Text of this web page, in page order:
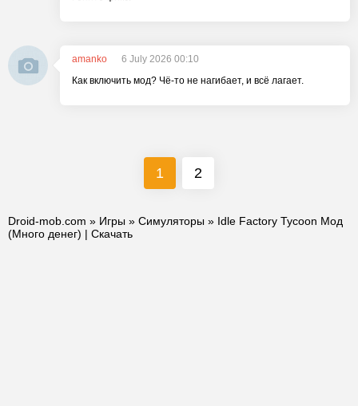
amanko
6 July 2026 00:10
Как включить мод? Чё-то не нагибает, и всё лагает.
1 2
Droid-mob.com » Игры » Симуляторы » Idle Factory Tycoon Мод
(Много денег) | Скачать